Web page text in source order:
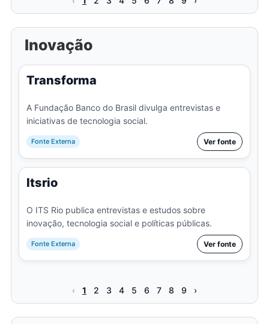
Inovação
Transforma
A Fundação Banco do Brasil divulga entrevistas e
iniciativas de tecnologia social.
Fonte Externa Ver fonte
Itsrio
O ITS Rio publica entrevistas e estudos sobre
inovação, tecnologia social e políticas públicas.
Fonte Externa Ver fonte
‹ 1 2 3 4 5 6 7 8 9 ›